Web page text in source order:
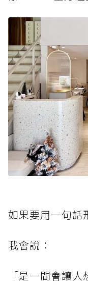
如果要用一句話
我會說：
「是一間會讓